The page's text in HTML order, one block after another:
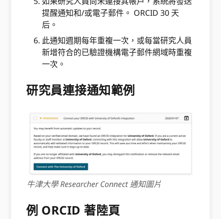
提醒通知和/或電子郵件。 ORCID 30 天
后。
此通知週期每年重複一次，或每當研究人員
新增符合的已驗證機構電子郵件網域時重複
一次。
研究員連接通知範例
牛津大學 Researcher Connect 通知圖片
例 ORCID 著陸頁